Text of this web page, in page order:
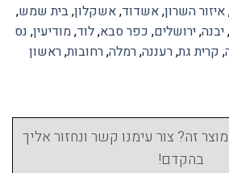
איזור השרון,אשדוד,אשקלון,בית שמש,
,יבנה,ירושלים, כפר סבא,לוד,מודיעין, נס
, קרית גת,רעננה,רמלה,רחובות,ראשון
זה? צור עימנו קשר ונחזור אליך
בהקדם!